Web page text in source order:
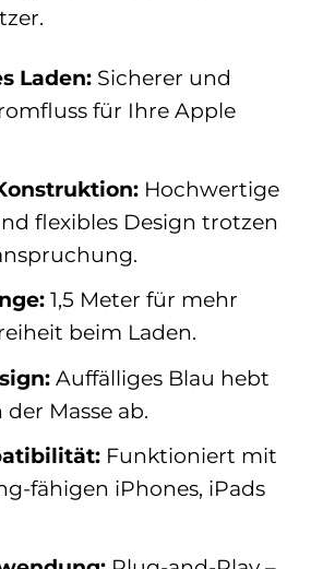
Laden:Sicherer und
für Ihre Apple
Hochwertige
flexibles Design trotzen
1,5 Meter für mehr
beim Laden.
Auffälliges Blau hebt
Masse ab.
Funktioniert mit
fähigen iPhones, iPads